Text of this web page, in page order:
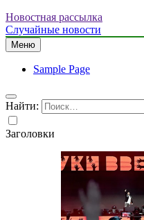
Новостная рассылка
Случайные новости
Меню
Sample Page
Найти:
Заголовки